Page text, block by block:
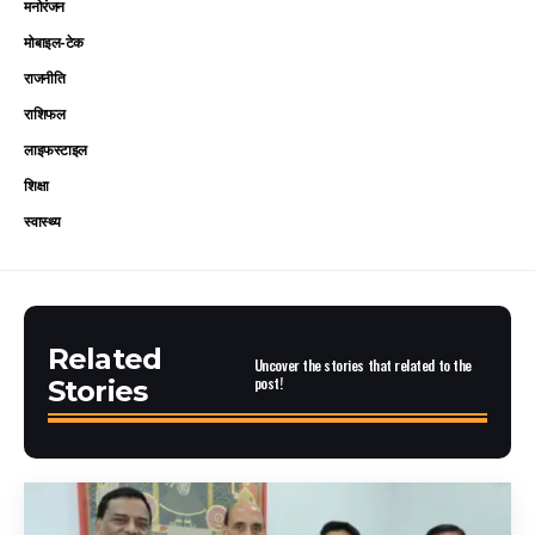
मनोरंजन
मोबाइल-टेक
राजनीति
राशिफल
लाइफस्टाइल
शिक्षा
स्वास्थ्य
Related
Stories
Uncover the stories that related to the
post!